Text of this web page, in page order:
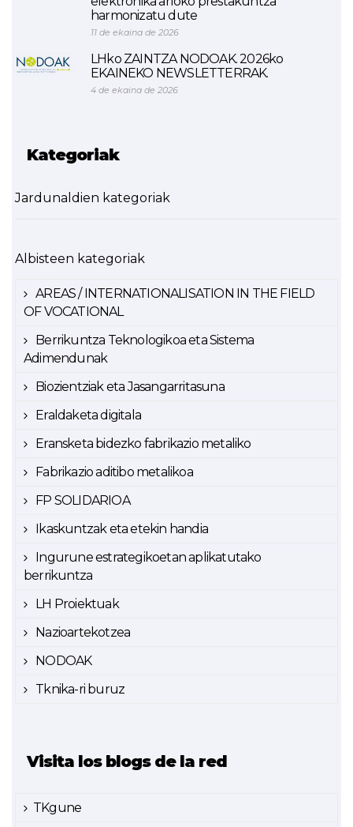
harmonizatu dute
11 de ekaina de 2026
LHko ZAINTZA NODOAK. 2026ko
EKAINEKO NEWSLETTERRAK.
4 de ekaina de 2026
Kategoriak
Jardunaldien kategoriak
Albisteen kategoriak
AREAS / INTERNATIONALISATION IN THE FIELD
OF VOCATIONAL
Berrikuntza Teknologikoa eta Sistema
Adimendunak
Biozientziak eta Jasangarritasuna
Eraldaketa digitala
Eransketa bidezko fabrikazio metaliko
Fabrikazio aditibo metalikoa
FP SOLIDARIOA
Ikaskuntzak eta etekin handia
Ingurune estrategikoetan aplikatutako
berrikuntza
LH Proiektuak
Nazioartekotzea
NODOAK
Tknika-ri buruz
Visita los blogs de la red
TKgune